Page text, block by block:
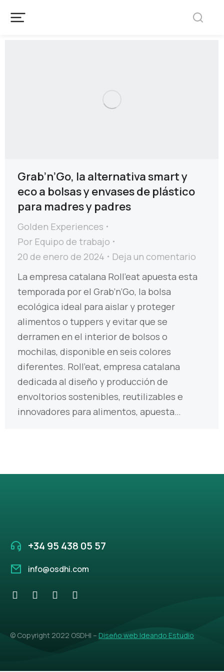
Grab’n’Go, la alternativa smart y
eco a bolsas y envases de plástico
para madres y padres
Golden Experiences
Por Equipo de trabajo
20 de enero de 2024
Deja un comentario
La empresa catalana Roll’eat apuesta esta
temporada por el Grab’n’Go, la bolsa
ecológica ideal para aislar y proteger
alimentos o tuppers y evitar que se
derramen en el interior de bolsos o
mochilas, disponible en seis colores
diferentes. Roll’eat, empresa catalana
dedicada al diseño y producción de
envoltorios sostenibles, reutilizables e
innovadores para alimentos, apuesta…
+34 95 438 05 57
info@osdhi.com
© Copyright 2022 OSDHI – Diseño web Ideando Estudio